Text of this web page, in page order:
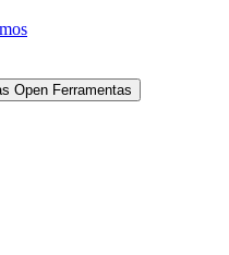
Open Ferramentas